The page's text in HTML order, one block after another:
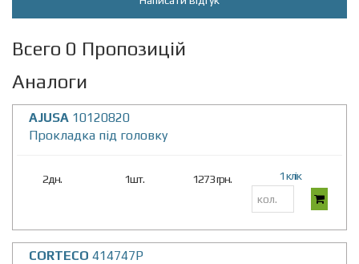
Всего 0 Пропозицій
Аналоги
AJUSA 10120820
Прокладка пiд головку
2дн. 1шт. 1273 грн. 1 клік
CORTECO 414747P